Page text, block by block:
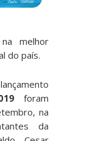
melhor
do país.
foram
na
da